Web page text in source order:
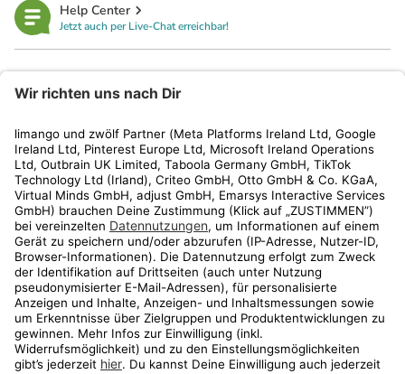
Help Center
Jetzt auch per Live-Chat erreichbar!
Kundenservice
Shop
Aktionen
Travel